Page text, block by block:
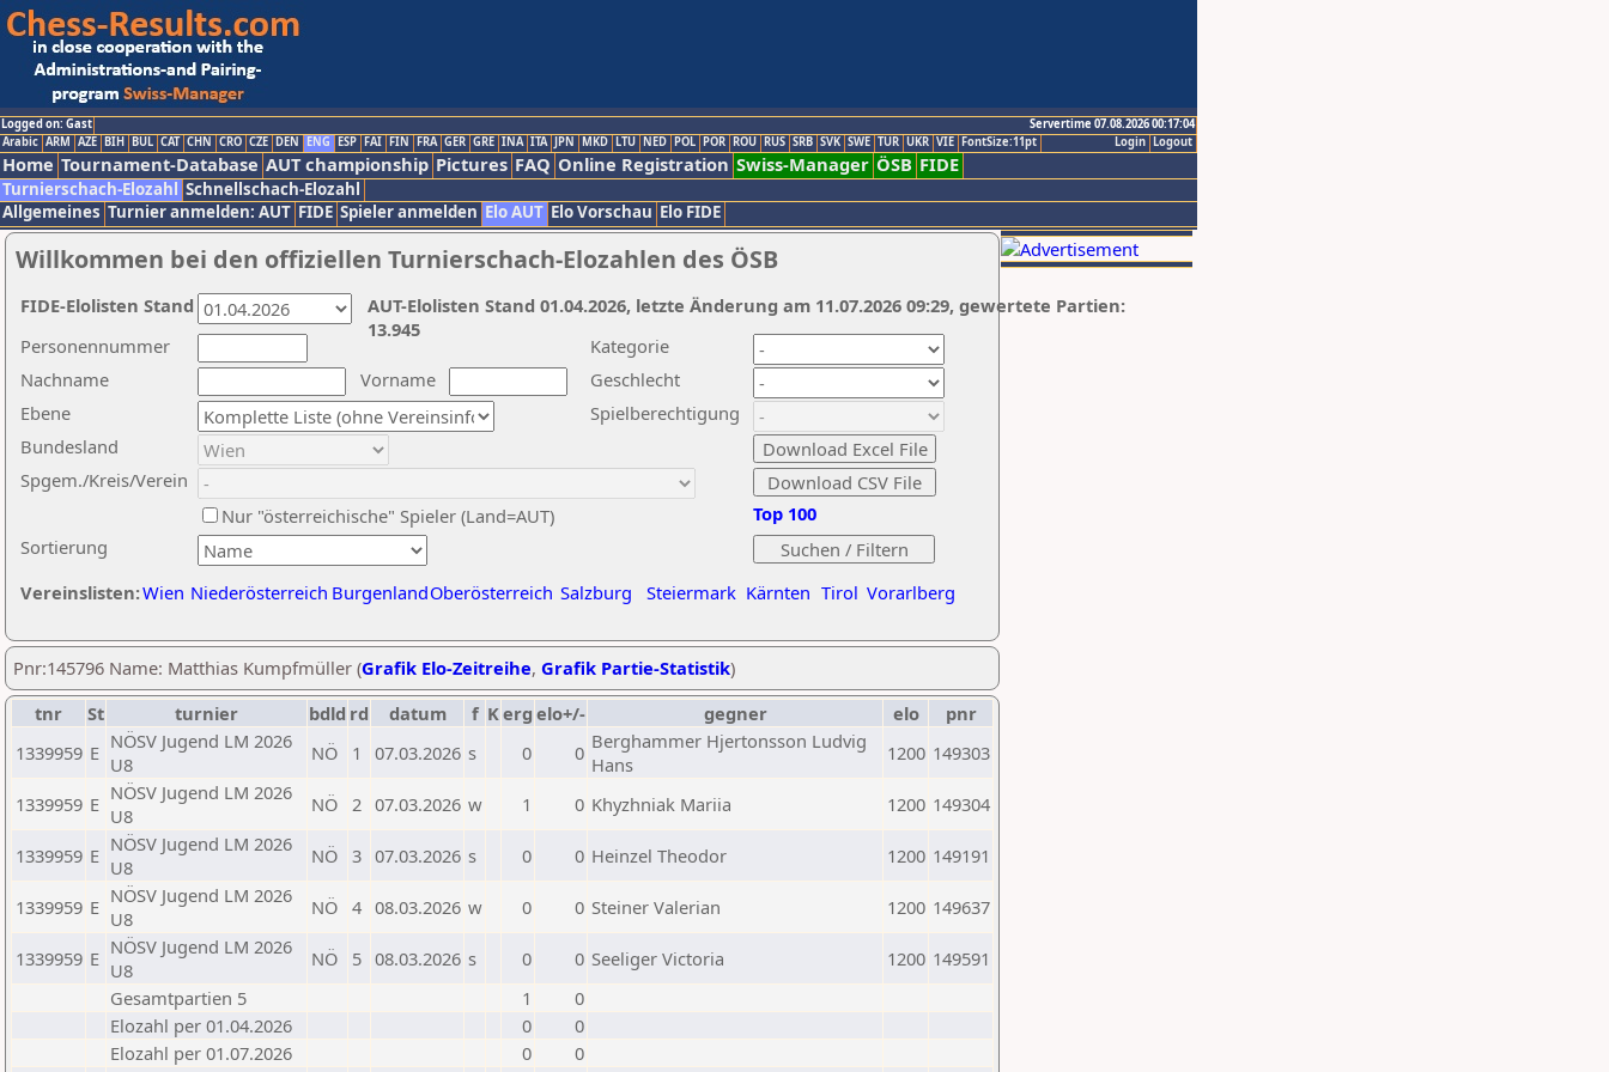
Logged on: Gast
Servertime 07.08.2026 00:17:04
Logout
Login
Arabic ARM AZE BIH BUL CAT CHN CRO CZE DEN ENG ESP FAI FIN FRA GER GRE INA ITA JPN MKD LTU NED POL POR ROU RUS SRB SVK SWE TUR UKR VIE FontSize:11pt
Home Tournament-Database AUT championship Pictures FAQ Online Registration Swiss-Manager ÖSB FIDE
Turnierschach-Elozahl Schnellschach-Elozahl
Allgemeines Turnier anmelden: AUT FIDE Spieler anmelden Elo AUT Elo Vorschau Elo FIDE
Willkommen bei den offiziellen Turnierschach-Elozahlen des ÖSB
Nachname
Vorname
Ebene
Kategorie
Sortierung
Personennummer
Bundesland
Spgem./Kreis/Verein
Geschlecht
Nur "österreichische" Spieler (Land=AUT)
Spielberechtigung
Vereinslisten:Wien Niederösterreich BurgenlandOberösterreich Salzburg Steiermark Kärnten Tirol Vorarlberg
Top 100
AUT-Elolisten Stand 01.04.2026, letzte Änderung am 11.07.2026 09:29, gewertete Partien:
13.945
FIDE-Elolisten Stand
Pnr:145796 Name: Matthias Kumpfmüller (Grafik Elo-Zeitreihe, Grafik Partie-Statistik)
tnr
St turnier bdld rd datum f Kerg elo+/- gegner elo
pnr
1339959 E NÖSV Jugend LM 2026
U8
NÖ 1 07.03.2026 s 0 0 Berghammer Hjertonsson Ludvig
Hans
1200 149303
1339959 E NÖSV Jugend LM 2026
U8
NÖ 2 07.03.2026 w 1 0 Khyzhniak Mariia 1200 149304
1339959 E NÖSV Jugend LM 2026
U8
NÖ 3 07.03.2026 s 0 0 Heinzel Theodor 1200 149191
1339959 E NÖSV Jugend LM 2026
U8
NÖ 4 08.03.2026 w 0 0 Steiner Valerian 1200 149637
1339959 E NÖSV Jugend LM 2026
U8
NÖ 5 08.03.2026 s 0 0 Seeliger Victoria 1200 149591
Gesamtpartien 5
1
0
Elozahl per 01.04.2026
0
0
Elozahl per 01.07.2026
0
0